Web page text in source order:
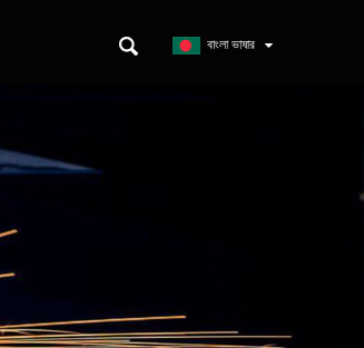
বাংলা ভাষার